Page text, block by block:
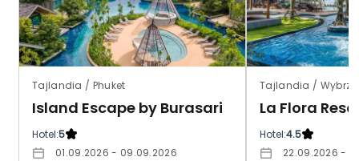
Tajlandia / Phuket
Island Escape by Burasari
Hotel:5
01.09.2026 - 09.09.2026
La Flora
Hotel:4.5
22.09.2026 -